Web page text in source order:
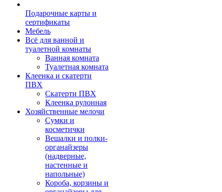
Подарочные карты и
сертификаты
Мебель
Всё для ванной и
туалетной комнаты
Ванная комната
Туалетная комната
Клеенка и скатерти
ПВХ
Скатерти ПВХ
Клеенка рулонная
Хозяйственные мелочи
Сумки и
косметички
Вешалки и полки-
органайзеры
(надверные,
настенные и
напольные)
Короба, корзины и